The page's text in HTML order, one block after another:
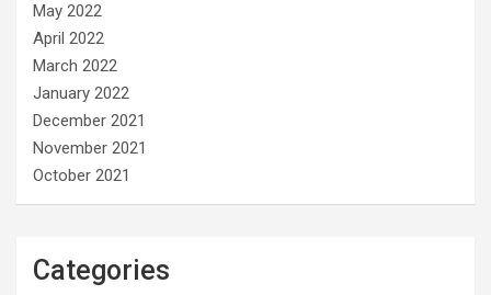
May 2022
April 2022
March 2022
January 2022
December 2021
November 2021
October 2021
Categories